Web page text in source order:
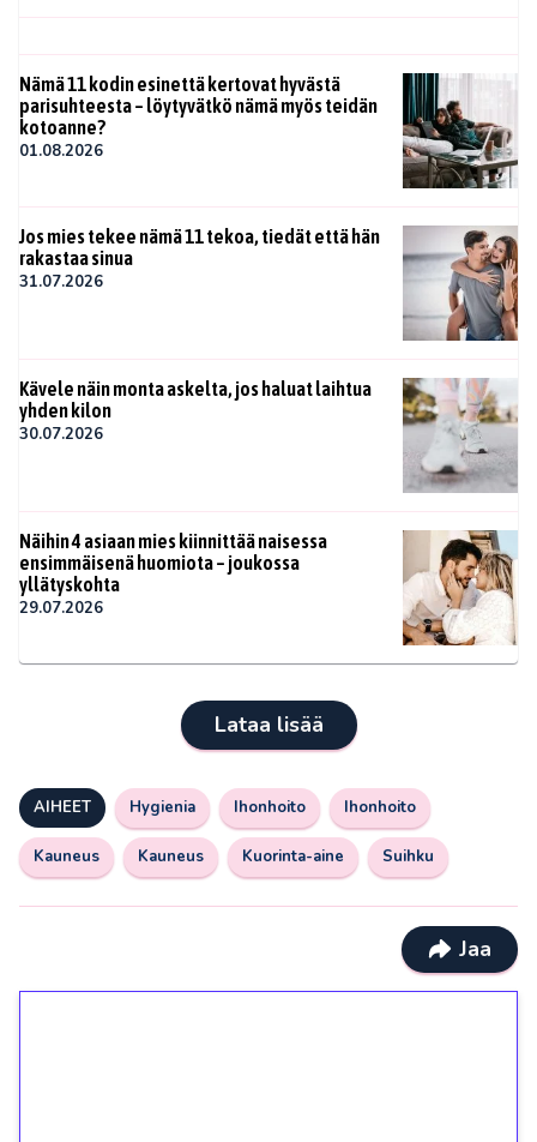
Nämä 11 kodin esinettä kertovat hyvästä
parisuhteesta – löytyvätkö nämä myös teidän
kotoanne?
01.08.2026
Jos mies tekee nämä 11 tekoa, tiedät että hän
rakastaa sinua
31.07.2026
Kävele näin monta askelta, jos haluat laihtua
yhden kilon
30.07.2026
Näihin 4 asiaan mies kiinnittää naisessa
ensimmäisenä huomiota – joukossa
yllätyskohta
29.07.2026
Lataa lisää
AIHEET Hygienia Ihonhoito Ihonhoito
Kauneus Kauneus Kuorinta-aine Suihku
Jaa